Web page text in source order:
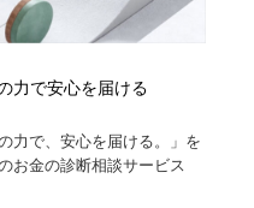
力で安心を届ける
力で、安心を届ける。」を
お金の診断相談サービス